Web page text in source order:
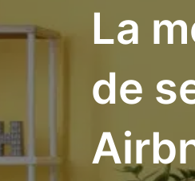
La
de